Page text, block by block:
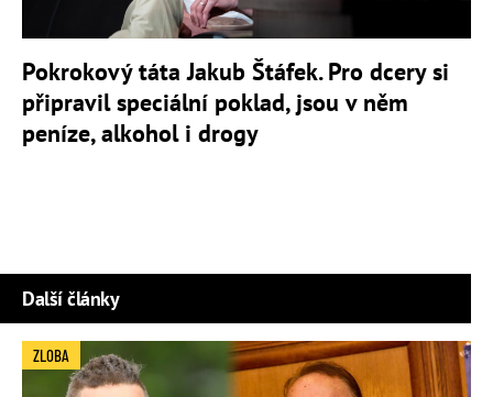
Pokrokový táta Jakub Štáfek. Pro dcery si
připravil speciální poklad, jsou v něm
peníze, alkohol i drogy
Další články
ZLOBA